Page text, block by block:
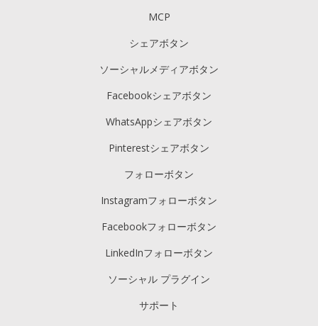
MCP
シェアボタン
ソーシャルメディアボタン
Facebookシェアボタン
WhatsAppシェアボタン
Pinterestシェアボタン
フォローボタン
Instagramフォローボタン
Facebookフォローボタン
LinkedInフォローボタン
ソーシャル プラグイン
サポート